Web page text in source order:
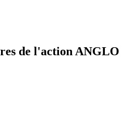
de l'action ANGLO